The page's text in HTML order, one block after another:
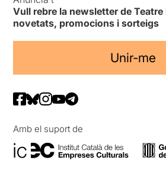
Vull rebre la newsletter de
novetats, promocions i sorteigs
Unir-me
Amb el suport de